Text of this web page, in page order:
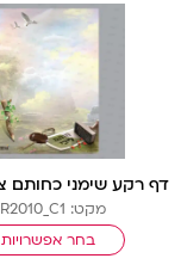
מקט: DR2010_C1
בחר אפשרויות